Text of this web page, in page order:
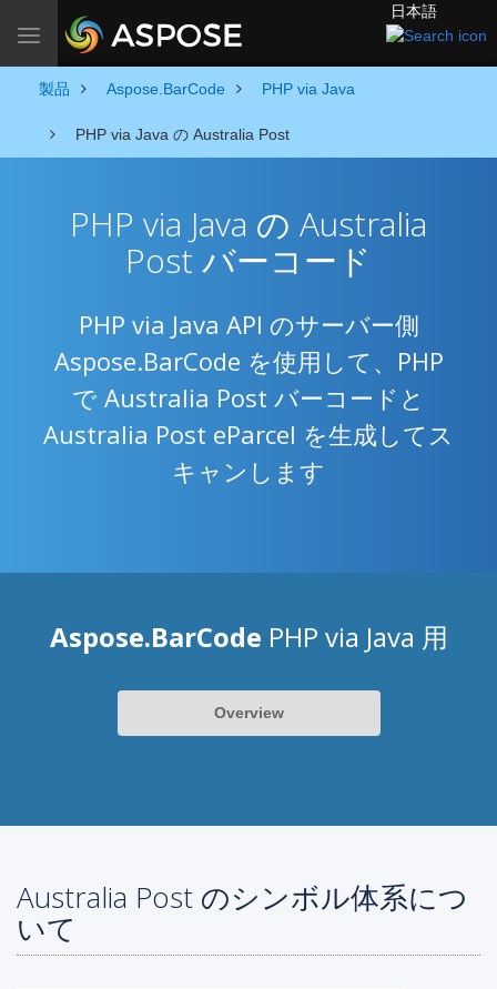
Toggle navigation
日本語
製品 Aspose.BarCode PHP via Java
PHP via Java の Australia Post
PHP via Java の Australia
Post バーコード
PHP via Java API のサーバー側
Aspose.BarCode を使用して、PHP
で Australia Post バーコードと
Australia Post eParcel を生成してス
キャンします
Aspose.BarCode PHP via Java 用
Overview
Australia Post のシンボル体系につ
いて